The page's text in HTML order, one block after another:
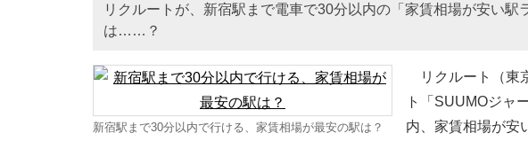
リクルートが、新宿駅まで電車で30分以内の「家賃相場が安い駅
は……？
新宿駅まで30分以内で行ける、家賃相場が最安の駅は？
リクルート（東
ト「SUUMOジャ
内、家賃相場が安